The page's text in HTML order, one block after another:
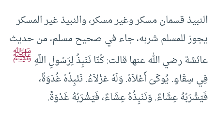
النبيذ قسمان مسكر وغير مسكر، والنبيذ غير المسكر
يجوز للمسلم شربه، جاء في صحيح مسلم، من حديث
عائشة رضي الله عنها قالت: كُنّا نَنْبِذُ لِرَسُولِ اللّهِﷺ
فِي سِقَاءٍ. يُوكَىَ أَعْلاَهُ. وَلَهُ عَزْلاَءُ. نَنْبِذُهُ غُدْوَةً،
فَيَشْرَبُهُ عِشَاءً. وَنَنْبِذُهُ عِشَاءً، فَيَشْرَبُهُ غَدْوَةً.